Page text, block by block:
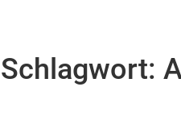
Schlagwort: